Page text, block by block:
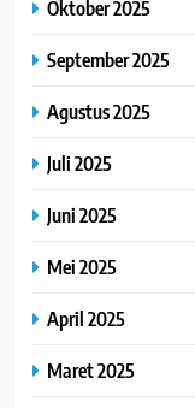
Oktober 2025
September 2025
Agustus 2025
Juli 2025
Juni 2025
Mei 2025
April 2025
Maret 2025